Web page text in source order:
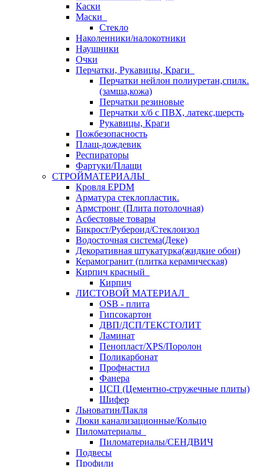
Каски
Маски
Стекло
Наколенники/налокотники
Наушники
Очки
Перчатки, Рукавицы, Краги
Перчатки нейлон полиуретан,спилк.
(замша,кожа)
Перчатки резиновые
Перчатки х/б с ПВХ, латекс,шерсть
Рукавицы, Краги
Пожбезопасность
Плащ-дождевик
Респираторы
Фартуки/Плащи
СТРОЙМАТЕРИАЛЫ
Кровля ЕРDM
Арматура стеклопластик.
Армстронг (Плита потолочная)
Асбестовые товары
Бикрост/Рубероид/Стеклоизол
Водосточная система(Деке)
Декоративная штукатурка(жидкие обои)
Керамогранит (плитка керамическая)
Кирпич красный
Кирпич
ЛИСТОВОЙ МАТЕРИАЛ
OSB - плита
Гипсокартон
ДВП/ДСП/ТЕКСТОЛИТ
Ламинат
Пенопласт/XPS/Поролон
Поликарбонат
Профнастил
Фанера
ЦСП (Цементно-стружечные плиты)
Шифер
Льноватин/Пакля
Люки канализационные/Кольцо
Пиломатериалы
Пиломатериалы/СЕНДВИЧ
Подвесы
Профили